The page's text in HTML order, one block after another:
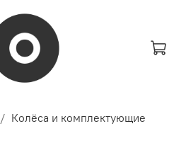
Колёса и комплектующие